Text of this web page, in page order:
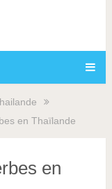
en Thaïlande
en